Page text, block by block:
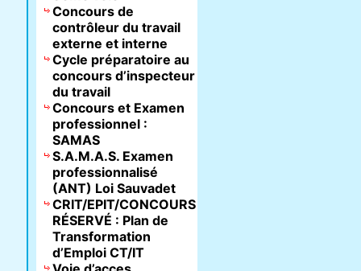
Concours de
contrôleur du travail
externe et interne
Cycle préparatoire au
concours d’inspecteur
du travail
Concours et Examen
professionnel :
SAMAS
S.A.M.A.S. Examen
professionnalisé
(ANT) Loi Sauvadet
CRIT/EPIT/CONCOURS
RÉSERVÉ : Plan de
Transformation
d’Emploi CT/IT